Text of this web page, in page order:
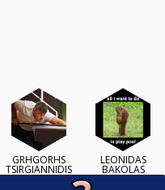
GRHGORHS
TSIRGIANNIDIS
LEONIDAS
BAKOLAS